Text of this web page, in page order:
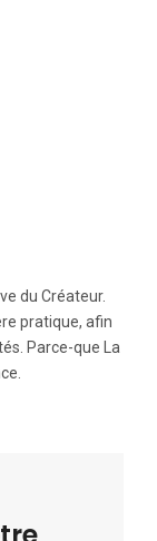
du Créateur.
pratique, afin
Parce-que La